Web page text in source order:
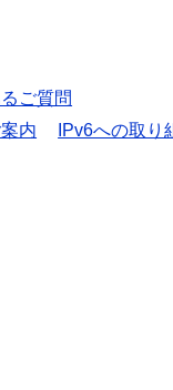
ご質問
内
IPv6への取り